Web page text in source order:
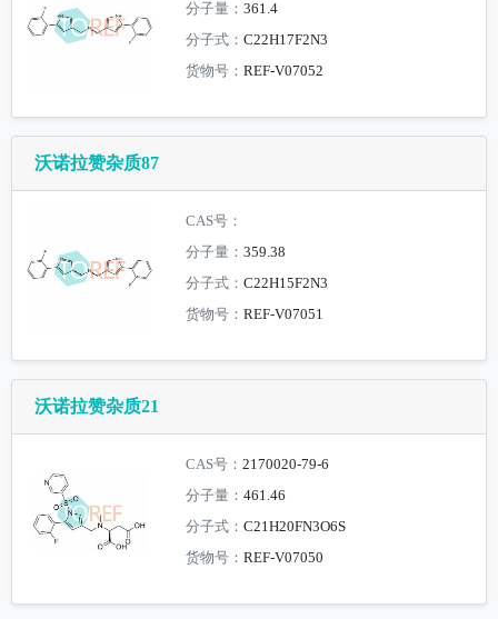
分子量：361.4
分子式：C22H17F2N3
货物号：REF-V07052
沃诺拉赞杂质87
CAS号：
分子量：359.38
分子式：C22H15F2N3
货物号：REF-V07051
沃诺拉赞杂质21
CAS号：2170020-79-6
分子量：461.46
分子式：C21H20FN3O6S
货物号：REF-V07050